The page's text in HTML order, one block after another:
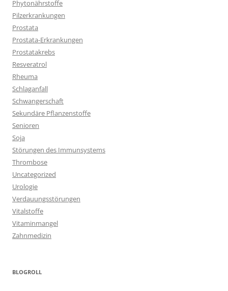
Phytonährstoffe
Pilzerkrankungen
Prostata
Prostata-Erkrankungen
Prostatakrebs
Resveratrol
Rheuma
Schlaganfall
Schwangerschaft
Sekundäre Pflanzenstoffe
Senioren
Soja
Störungen des Immunsystems
Thrombose
Uncategorized
Urologie
Verdauungsstörungen
Vitalstoffe
Vitaminmangel
Zahnmedizin
BLOGROLL